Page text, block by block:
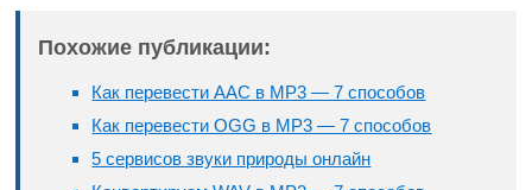
Похожие публикации:
Как перевести AAC в MP3 — 7 способов
Как перевести OGG в MP3 — 7 способов
5 сервисов звуки природы онлайн